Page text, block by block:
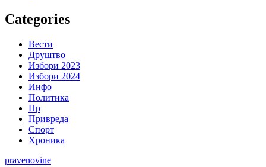
Categories
Вести
Друштво
Избори 2023
Избори 2024
Инфо
Политика
Пр
Привреда
Спорт
Хроника
pravenovine